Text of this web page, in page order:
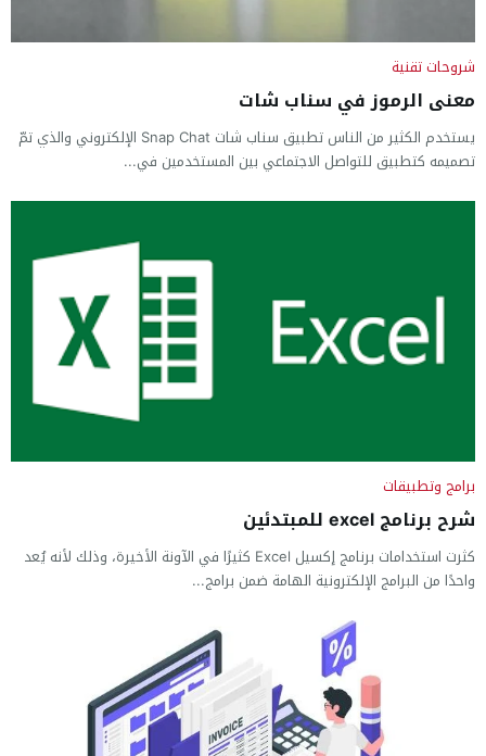
شروحات تقنية
معنى الرموز في سناب شات
يستخدم الكثير من الناس تطبيق سناب شات Snap Chat الإلكتروني والذي تمّ
تصميمه كتطبيق للتواصل الاجتماعي بين المستخدمين في...
برامج وتطبيقات
شرح برنامج excel للمبتدئين
كثرت استخدامات برنامج إكسيل Excel كثيرًا في الآونة الأخيرة، وذلك لأنه يُعد
واحدًا من البرامج الإلكترونية الهامة ضمن برامج...